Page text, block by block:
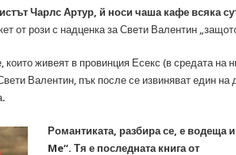
Чарлс Артур, й носи чаша кафе всяка
от рози с надценка за Свети Валентин
които живеят в провинция Есекс (в средата на
Валентин, пък после се извиняват един на
Романтиката, разбира се, е водеща
Me“. Тя е последната книгаот